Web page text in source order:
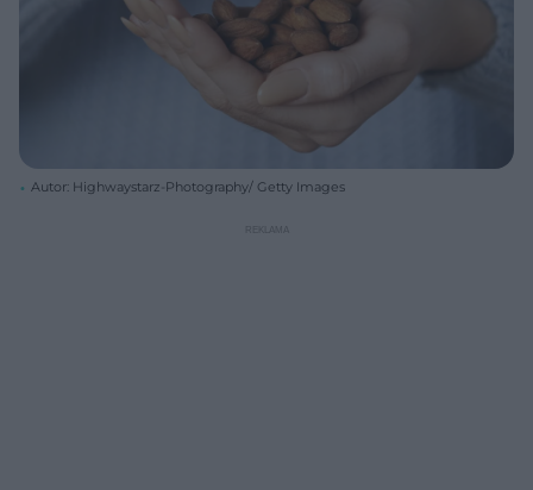
Autor: Highwaystarz-Photography/ Getty Images